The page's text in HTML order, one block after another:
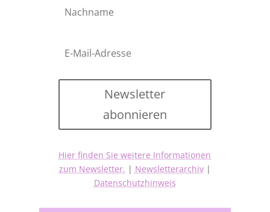
Newsletter
abonnieren
Hier finden Sie weitere Informationen
zum Newsletter. | Newsletterarchiv|
Datenschutzhinweis